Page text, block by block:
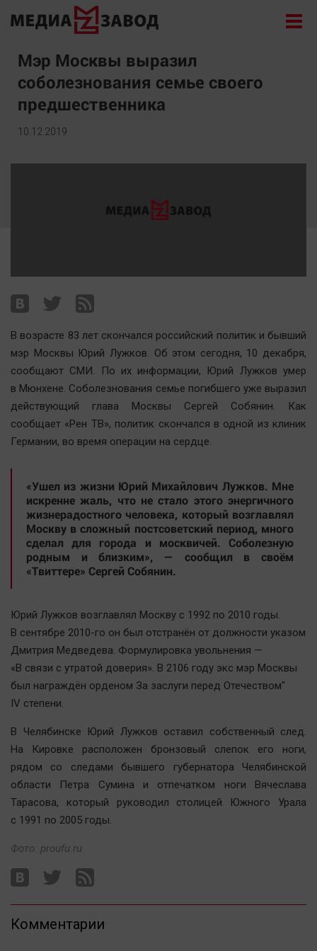
Новости
Экономика
Происшествия
Общество
Архив
Наша победа
Общество
Политика
Экономика
Происшествия
Здоровье
Мнения
Технологии
Отраслевые темы
Образование
Автомобили
XX век: криминальные уроки
Банки
Медиаграмотность
Медицина
Новости компаний
Прогулки по городу Ч
Спецпроект
Челябинск космический
Другие рубрики
English version
Мэр Москвы выразил
соболезнования семье своего
предшественника
10.12.2019
В возрасте 83 лет скончался российский политик и бывший
мэр Москвы Юрий Лужков. Об этом сегодня, 10 декабря,
сообщают СМИ. По их информации, Юрий Лужков умер
в Мюнхене. Соболезнования семье погибшего уже выразил
действующий глава Москвы Сергей Собянин. Как
сообщает «Рен ТВ», политик скончался в одной из клиник
Германии, во время операции на сердце.
«Ушел из жизни Юрий Михайлович Лужков. Мне
искренне жаль, что не стало этого энергичного
жизнерадостного человека, который возглавлял
Москву в сложный постсоветский период, много
сделал для города и москвичей. Соболезную
родным и близким», — сообщил в своём
«Твиттере» Сергей Собянин.
Юрий Лужков возглавлял Москву с 1992 по 2010 годы.
В сентябре 2010-го он был отстранён от должности указом
Дмитрия Медведева. Формулировка увольнения —
«В связи с утратой доверия». В 2106 году экс мэр Москвы
был награждён орденом За заслуги перед Отечеством"
IV степени.
В Челябинске Юрий Лужков оставил собственный след.
На Кировке расположен бронзовый слепок его ноги,
рядом со следами бывшего губернатора Челябинской
области Петра Сумина и отпечатком ноги Вячеслава
Тарасова, который руководил столицей Южного Урала
с 1991 по 2005 годы.
Фото: proufu.ru
Комментарии